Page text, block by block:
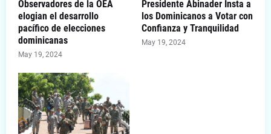
Observadores de la OEA
elogian el desarrollo
pacífico de elecciones
dominicanas
May 19, 2024
Presidente Abinader Insta a
los Dominicanos a Votar con
Confianza y Tranquilidad
May 19, 2024